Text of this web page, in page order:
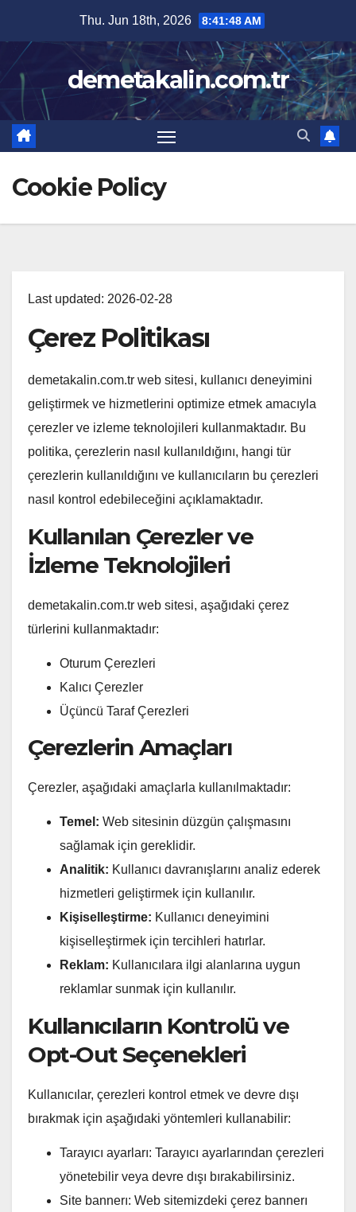
content
Thu. Jun 18th, 2026 8:41:49 AM
demetakalin.com.tr
Cookie Policy
Last updated: 2026-02-28
Çerez Politikası
demetakalin.com.tr web sitesi, kullanıcı deneyimini
geliştirmek ve hizmetlerini optimize etmek amacıyla
çerezler ve izleme teknolojileri kullanmaktadır. Bu
politika, çerezlerin nasıl kullanıldığını, hangi tür
çerezlerin kullanıldığını ve kullanıcıların bu çerezleri
nasıl kontrol edebileceğini açıklamaktadır.
Kullanılan Çerezler ve
İzleme Teknolojileri
demetakalin.com.tr web sitesi, aşağıdaki çerez
türlerini kullanmaktadır:
Oturum Çerezleri
Kalıcı Çerezler
Üçüncü Taraf Çerezleri
Çerezlerin Amaçları
Çerezler, aşağıdaki amaçlarla kullanılmaktadır:
Temel: Web sitesinin düzgün çalışmasını
sağlamak için gereklidir.
Analitik: Kullanıcı davranışlarını analiz ederek
hizmetleri geliştirmek için kullanılır.
Kişiselleştirme: Kullanıcı deneyimini
kişiselleştirmek için tercihleri hatırlar.
Reklam: Kullanıcılara ilgi alanlarına uygun
reklamlar sunmak için kullanılır.
Kullanıcıların Kontrolü ve
Opt-Out Seçenekleri
Kullanıcılar, çerezleri kontrol etmek ve devre dışı
bırakmak için aşağıdaki yöntemleri kullanabilir:
Tarayıcı ayarları: Tarayıcı ayarlarından çerezleri
yönetebilir veya devre dışı bırakabilirsiniz.
Site bannerı: Web sitemizdeki çerez bannerı